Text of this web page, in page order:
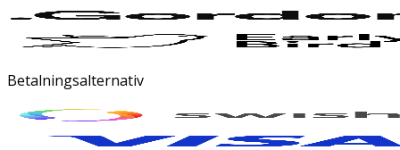
Betalningsalternativ